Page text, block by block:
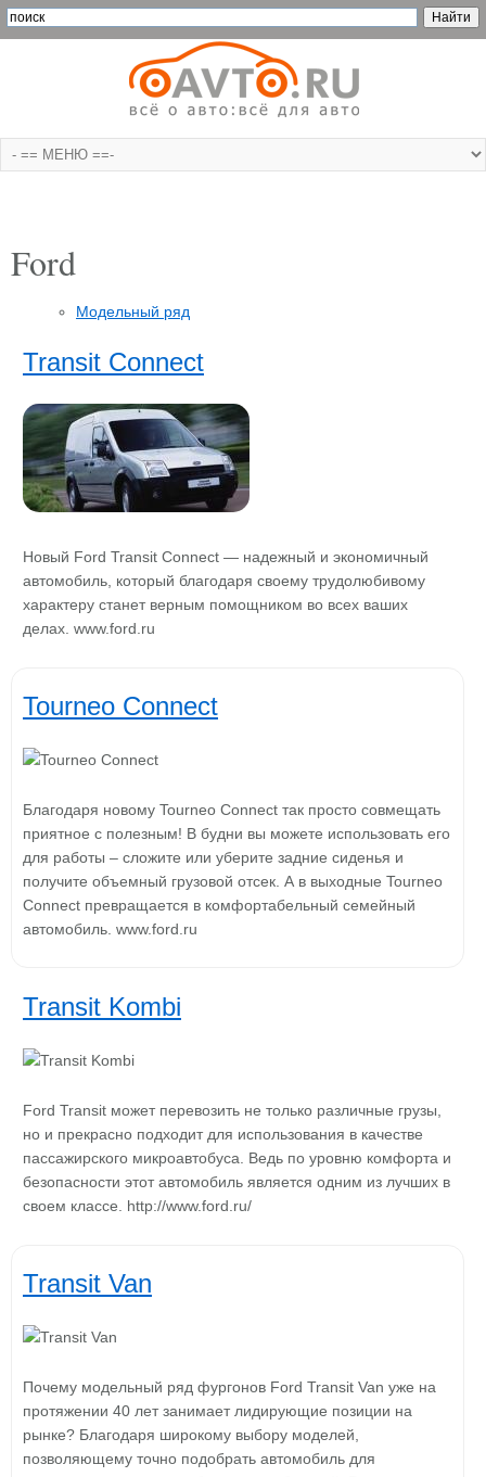
Ford
Модельный ряд
Transit Connect
Новый Ford Transit Connect — надежный и экономичный
автомобиль, который благодаря своему трудолюбивому
характеру станет верным помощником во всех ваших
делах. www.ford.ru
Tourneo Connect
Благодаря новому Tourneo Connect так просто совмещать
приятное с полезным! В будни вы можете использовать его
для работы – сложите или уберите задние сиденья и
получите объемный грузовой отсек. А в выходные Tourneo
Connect превращается в комфортабельный семейный
автомобиль. www.ford.ru
Transit Kombi
Ford Transit может перевозить не только различные грузы,
но и прекрасно подходит для использования в качестве
пассажирского микроавтобуса. Ведь по уровню комфорта и
безопасности этот автомобиль является одним из лучших в
своем классе. http://www.ford.ru/
Transit Van
Почему модельный ряд фургонов Ford Transit Van уже на
протяжении 40 лет занимает лидирующие позиции на
рынке? Благодаря широкому выбору моделей,
позволяющему точно подобрать автомобиль для